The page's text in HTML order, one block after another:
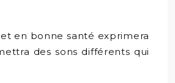
en bonne santé exprimera
des sons différents qui